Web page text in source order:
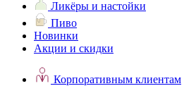
Ликёры и настойки
Пиво
Новинки
Акции и скидки
Корпоративным клиентам